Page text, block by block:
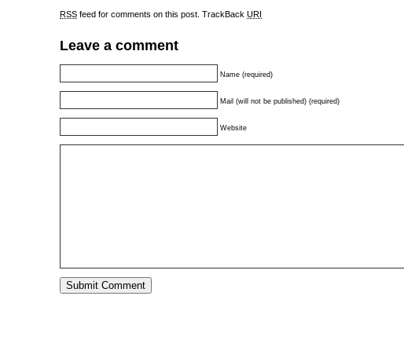
RSS feed for comments on this post. TrackBack URI
Leave a comment
Name (required)
Mail (will not be published) (required)
Website